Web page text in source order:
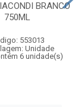
BRANCO
750ML
553013
Unidade
6 unidade(s)